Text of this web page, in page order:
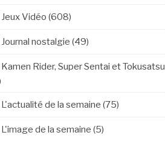
Jeux Vidéo (608)
Journal nostalgie (49)
Kamen Rider, Super Sentai et Tokusatsu
L'actualité de la semaine (75)
L'image de la semaine (5)